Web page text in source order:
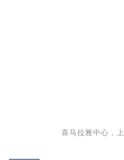
喜马拉雅中心，上